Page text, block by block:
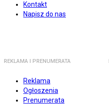
Kontakt
Napisz do nas
REKLAMA I PRENUMERATA
Reklama
Ogłoszenia
Prenumerata